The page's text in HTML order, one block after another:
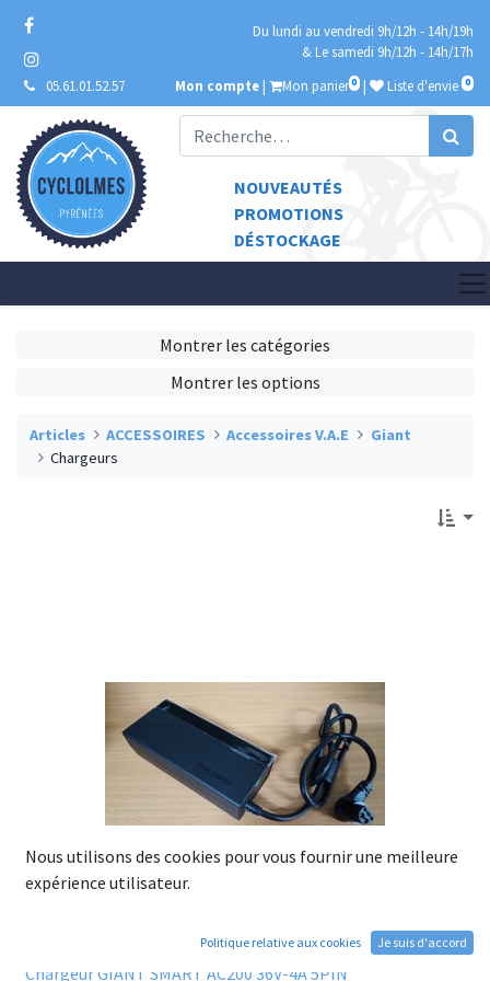
Du lundi au vendredi 9h/12h - 14h/19h
& Le samedi 9h/12h - 14h/17h
05.61.01.52.57
Mon compte | Mon panier 0 | Liste d'envie 0
NOUVEAUTÉS
PROMOTIONS
DÉSTOCKAGE
Montrer les catégories
Montrer les options
Articles ACCESSOIRES Accessoires V.A.E
Giant
Chargeurs
Chargeur GIANT SMART AC200 36V-4A 5PIN
Nous utilisons des cookies pour vous fournir une meilleure
expérience utilisateur.
Politique relative aux cookies Je suis d'accord